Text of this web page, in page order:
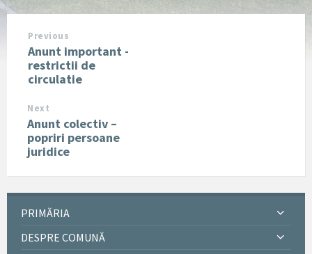
Previous
Anunt important -
restrictii de
circulatie
Next
Anunt colectiv –
popriri persoane
juridice
PRIMĂRIA
DESPRE COMUNĂ